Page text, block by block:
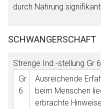
durch Nahrung
SCHWANGERSCHAFT
Strenge Ind.-stellung Gr 6
Gr
6
Ausreichende
beim Menschen
erbrachte